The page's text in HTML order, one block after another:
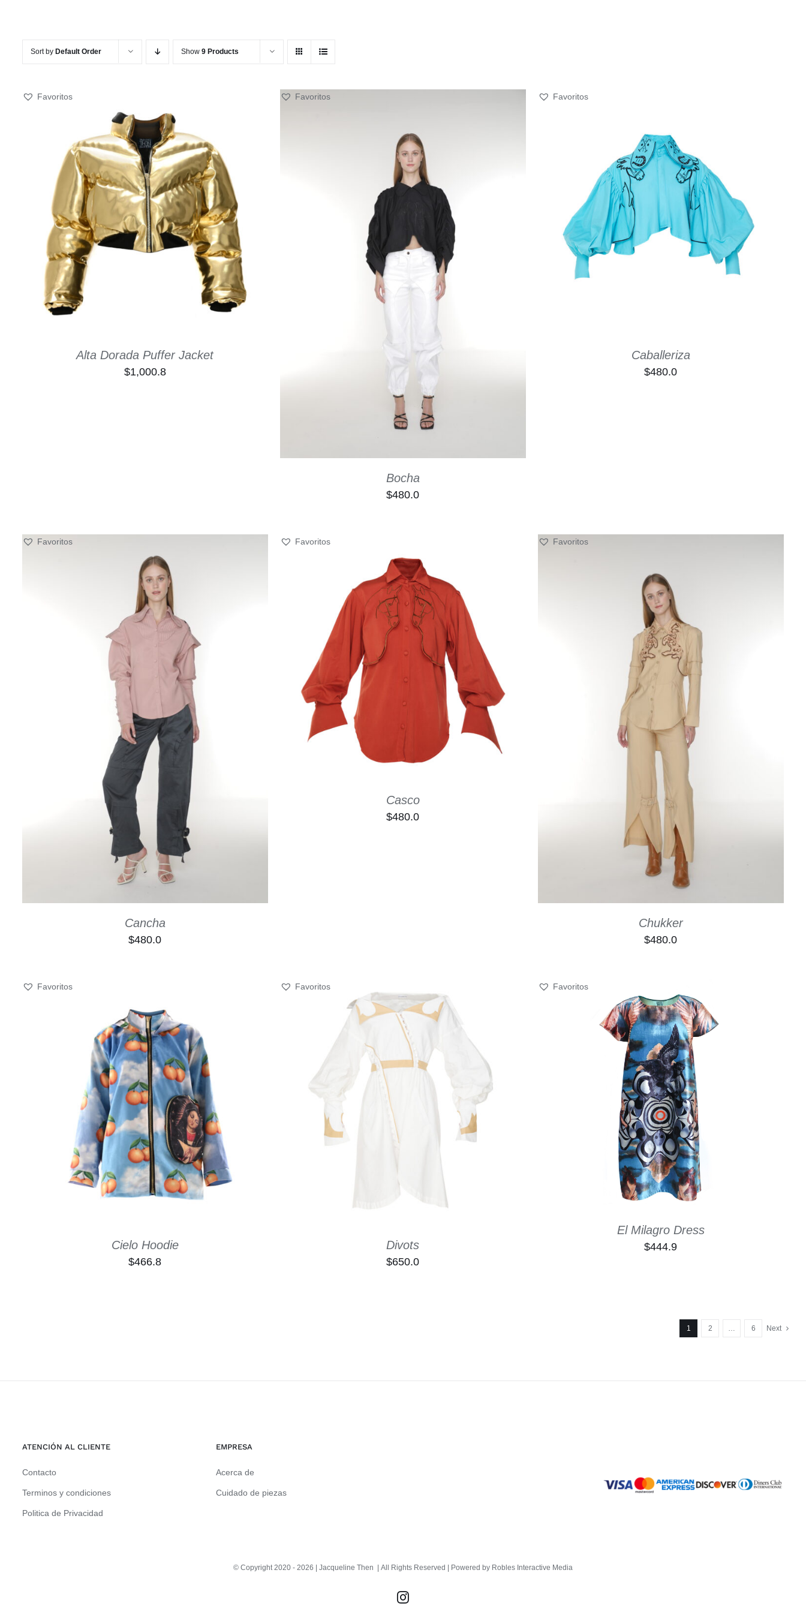
Sort by Default Order Show 9 Products
Favoritos
ADD TO CART / QUICK VIEW
Alta Dorada Puffer Jacket
$1,000.8
Favoritos
SELECT OPTIONS QUICK VIEW
Bocha
$480.0
Favoritos
SELECT OPTIONS / QUICK VIEW
Caballeriza
$480.0
Favoritos
SELECT OPTIONS / QUICK VIEW
Cancha
$480.0
Favoritos
SELECT OPTIONS QUICK VIEW
Casco
$480.0
Favoritos
SELECT OPTIONS QUICK VIEW
Chukker
$480.0
Favoritos
ADD TO CART / QUICK VIEW
Cielo Hoodie
$466.8
Favoritos
SELECT OPTIONS QUICK VIEW
Divots
$650.0
Favoritos
ADD TO CART / QUICK VIEW
El Milagro Dress
$444.9
1 2 … 6 Next
ATENCIÓN AL CLIENTE
Contacto
Terminos y condiciones
Politica de Privacidad
EMPRESA
Acerca de
Cuidado de piezas
© Copyright 2020 - 2026 | Jacqueline Then | All Rights Reserved | Powered by Robles Interactive Media
Instagram